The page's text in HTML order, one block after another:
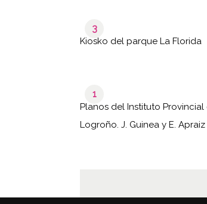
3
Kiosko del parque La Florida
1
Planos del Instituto
Logroño. J. Guinea y E. Apraiz